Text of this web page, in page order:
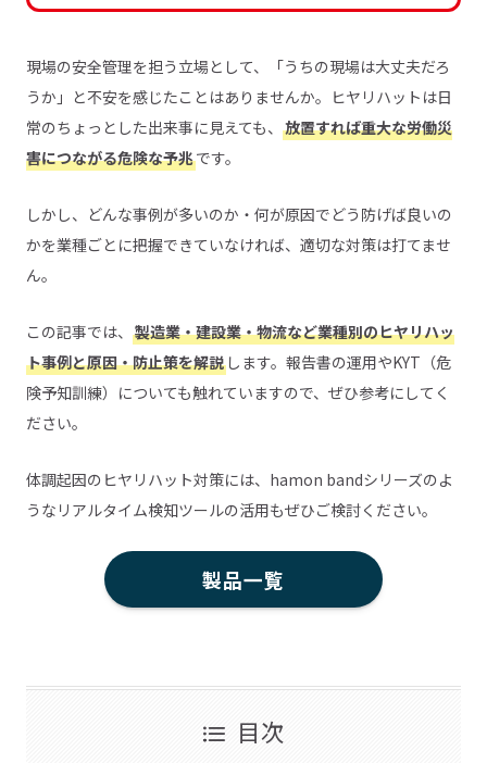
現場の安全管理を担う立場として、「うちの現場は大丈夫だろ
うか」と不安を感じたことはありませんか。ヒヤリハットは日
常のちょっとした出来事に見えても、 放置すれば重大な労働災
害につながる危険な予兆です。
しかし、どんな事例が多いのか・何が原因でどう防げば良いの
かを業種ごとに把握できていなければ、適切な対策は打てませ
ん。
この記事では、 製造業・建設業・物流など業種別のヒヤリハッ
ト事例と原因・防止策を解説 します。報告書の運用やKYT（危
険予知訓練）についても触れていますので、ぜひ参考にしてく
ださい。
体調起因のヒヤリハット対策には、hamon bandシリーズのよ
うなリアルタイム検知ツールの活用もぜひご検討ください。
製品一覧
目次